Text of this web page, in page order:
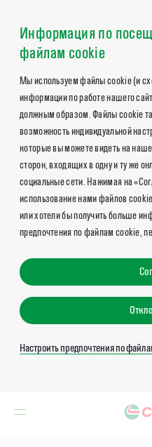
Информация по
файлам cookie
Мы используем файлы cookie (и
информации по работе нашего
должным образом. Файлы cookie
возможность индивидуальной
которые вы можете видеть на
сторон, входящих в одну и ту же
социальные сети. Нажимая на
использование нами файлов
или хотели бы получить больше
предпочтения по файлам cookie,
Настроить предпочтения по